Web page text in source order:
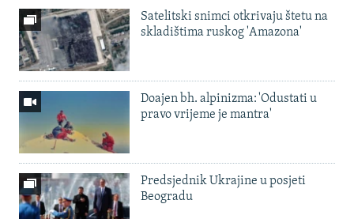
Satelitski snimci otkrivaju štetu na
skladištima ruskog 'Amazona'
Doajen bh. alpinizma: 'Odustati u
pravo vrijeme je mantra'
Predsjednik Ukrajine u posjeti
Beogradu